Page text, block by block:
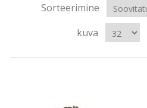
Sorteerimine
kuva